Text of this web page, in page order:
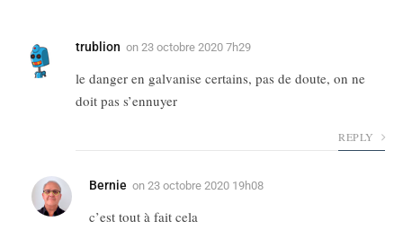
trublion on 23 octobre 2020 7h29
le danger en galvanise certains, pas de doute, on ne
doit pas s’ennuyer
REPLY
Bernie on 23 octobre 2020 19h08
c’est tout à fait cela